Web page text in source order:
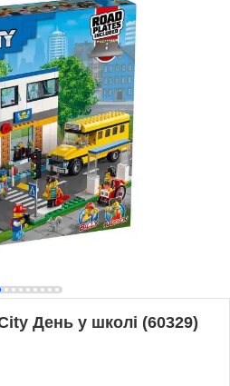
День у школі (60329)